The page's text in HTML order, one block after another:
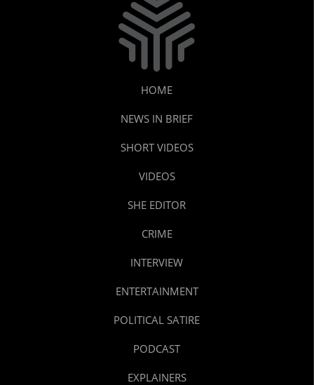
HOME
NEWS IN BRIEF
SHORT VIDEOS
VIDEOS
SHE EDITOR
CRIME
INTERVIEW
ENTERTAINMENT
POLITICAL SATIRE
PODCAST
EXPLAINERS